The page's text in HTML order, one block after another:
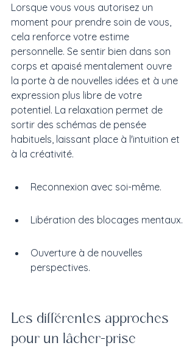
Lorsque vous vous autorisez un
moment pour prendre soin de vous,
cela renforce votre estime
personnelle. Se sentir bien dans son
corps et apaisé mentalement ouvre
la porte à de nouvelles idées et à une
expression plus libre de votre
potentiel. La relaxation permet de
sortir des schémas de pensée
habituels, laissant place à l'intuition et
à la créativité.
Reconnexion avec soi-même.
Libération des blocages mentaux.
Ouverture à de nouvelles
perspectives.
Les différentes approches
pour un lâcher-prise